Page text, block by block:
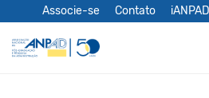
Associe-se Contato iANPAD